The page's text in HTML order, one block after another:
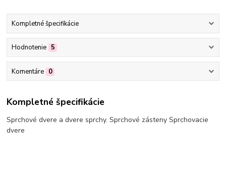
Kompletné špecifikácie
Hodnotenie 5
Komentáre 0
Kompletné špecifikácie
Sprchové dvere a dvere sprchy. Sprchové zásteny Sprchovacie
dvere